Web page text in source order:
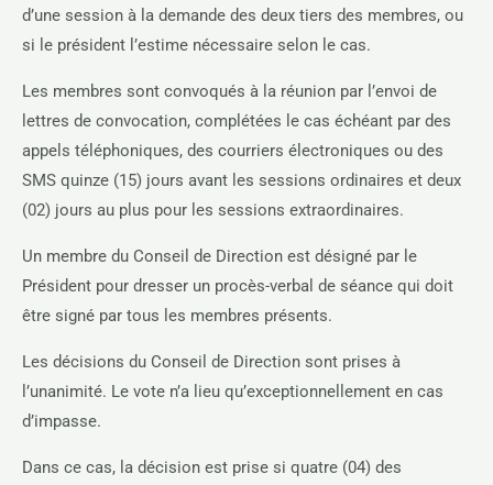
d’une session à la demande des deux tiers des membres, ou
si le président l’estime nécessaire selon le cas.
Les membres sont convoqués à la réunion par l’envoi de
lettres de convocation, complétées le cas échéant par des
appels téléphoniques, des courriers électroniques ou des
SMS quinze (15) jours avant les sessions ordinaires et deux
(02) jours au plus pour les sessions extraordinaires.
Un membre du Conseil de Direction est désigné par le
Président pour dresser un procès-verbal de séance qui doit
être signé par tous les membres présents.
Les décisions du Conseil de Direction sont prises à
l’unanimité. Le vote n’a lieu qu’exceptionnellement en cas
d’impasse.
Dans ce cas, la décision est prise si quatre (04) des